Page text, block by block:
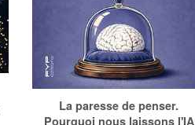
La paresse de penser.
Pourquoi nous laissons l'IA